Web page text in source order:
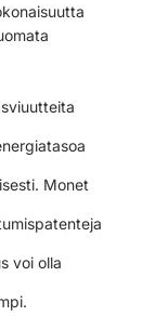
Monet
voi olla